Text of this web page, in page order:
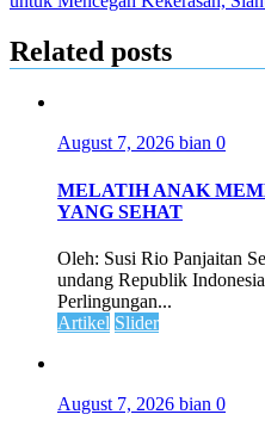
Related posts
August 7, 2026 bian 0
MELATIH ANAK
YANG SEHAT
Oleh: Susi Rio Panjaitan
undang Republik
Perlingungan...
Artikel Slider
August 7, 2026 bian 0